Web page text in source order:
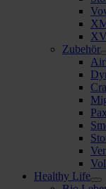
Zubehör
Healthy Life